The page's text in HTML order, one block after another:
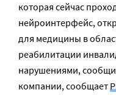
которая сейчас
нейроинтерфейс,
для медицины в
реабилитации
нарушениями,
компании, сообщает